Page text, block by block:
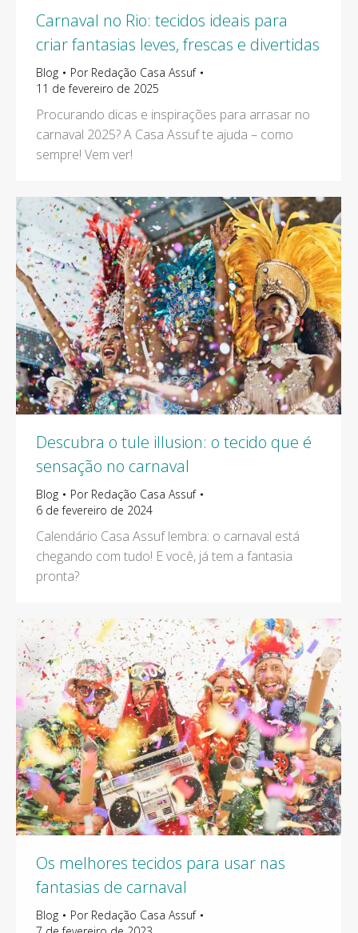
Carnaval no Rio: tecidos ideais para
criar fantasias leves, frescas e divertidas
Blog Por Redação Casa Assuf
11 de fevereiro de 2025
Procurando dicas e inspirações para arrasar no
carnaval 2025? A Casa Assuf te ajuda – como
sempre! Vem ver!
Descubra o tule illusion: o tecido que é
sensação no carnaval
Blog Por Redação Casa Assuf
6 de fevereiro de 2024
Calendário Casa Assuf lembra: o carnaval está
chegando com tudo! E você, já tem a fantasia
pronta?
Os melhores tecidos para usar nas
fantasias de carnaval
Blog Por Redação Casa Assuf